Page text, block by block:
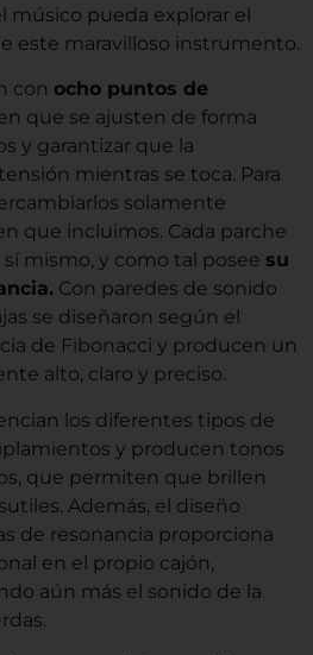
músico pueda explorar el
este maravilloso instrumento.
con ocho puntos de
que se ajusten de forma
y garantizar que la
mientras se toca. Para
solamente
que incluimos. Cada parche
mismo, y como tal posee su
Con paredes de sonido
se diseñaron según el
de Fibonacci y producen un
alto, claro y preciso.
los diferentes tipos de
y producen tonos
que permiten que brillen
Además, el diseño
de resonancia proporciona
en el propio cajón,
aún más el sonido de la